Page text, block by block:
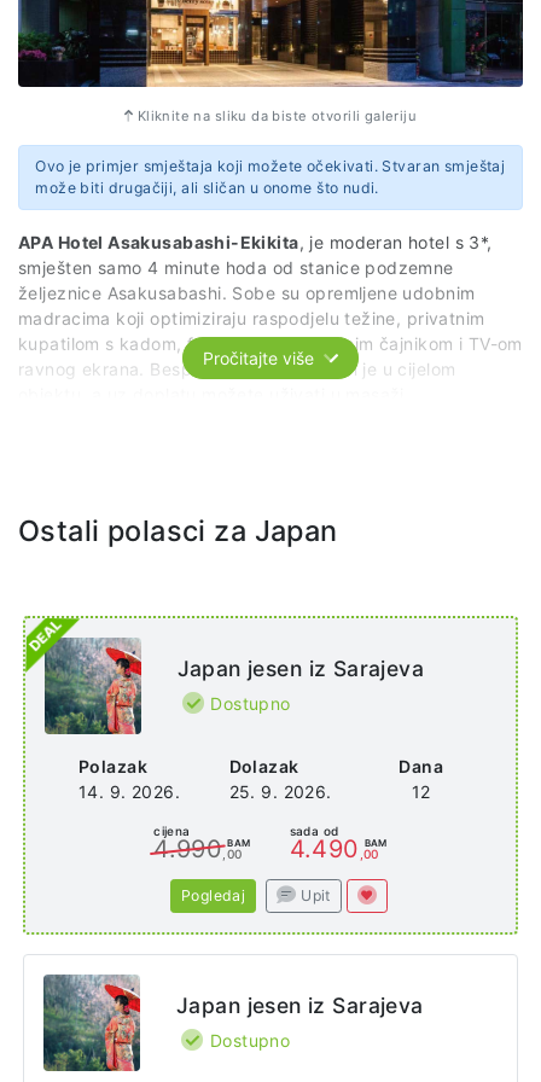
Chuo Ward
Osaka
542-0083
Kliknite na sliku da biste otvorili galeriju
Ovo je primjer smještaja koji možete očekivati. Stvaran smještaj
može biti drugačiji, ali sličan u onome što nudi.
APA Hotel Asakusabashi-Ekikita, je moderan hotel s 3*,
smješten samo 4 minute hoda od stanice podzemne
željeznice Asakusabashi. Sobe su opremljene udobnim
madracima koji optimiziraju raspodjelu težine, privatnim
kupatilom s kadom, frižiderom, električnim čajnikom i TV-om
ravnog ekrana. Besplatan WiFi dostupan je u cijelom
blizini voza, lako ćete doći do atrakcija kao što su Tokyo
Web stranica
https://www3.apahotel.com/
Adresa
3 Chome-1-10 Asakusabashi
Taito City
Tokyo 111-0053
Japan
Pročitajte više
Ostali polasci za Japan
Polazak
14. 9. 2026.
Dolazak
25. 9. 2026.
Dana
12
Japan jesen iz Sarajeva
Dostupno
cijena
4.990 BAM
,00
sada od
4.490 BAM
,00
Pogledaj Upit
Japan jesen iz Sarajeva
Dostupno